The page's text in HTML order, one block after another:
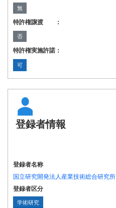
無
特許権譲渡 ：
否
特許権実施許諾：
可
登録者情報
登録者名称
国立研究開発法人産業技術総合研究所
登録者区分
学術研究